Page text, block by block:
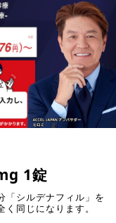
1錠
「シルデナフィル」を
同じになります。